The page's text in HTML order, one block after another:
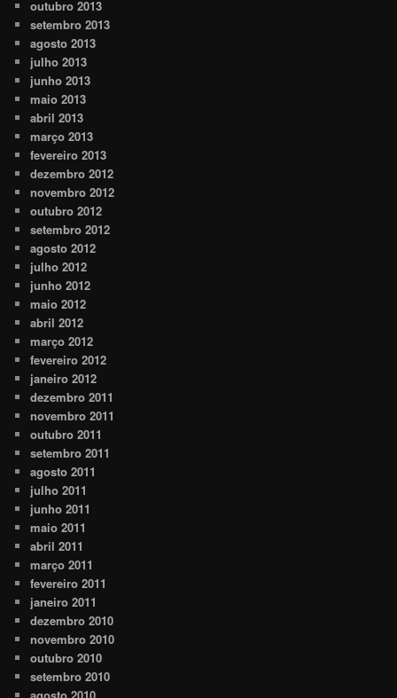
outubro 2013
setembro 2013
agosto 2013
julho 2013
junho 2013
maio 2013
abril 2013
março 2013
fevereiro 2013
dezembro 2012
novembro 2012
outubro 2012
setembro 2012
agosto 2012
julho 2012
junho 2012
maio 2012
abril 2012
março 2012
fevereiro 2012
janeiro 2012
dezembro 2011
novembro 2011
outubro 2011
setembro 2011
agosto 2011
julho 2011
junho 2011
maio 2011
abril 2011
março 2011
fevereiro 2011
janeiro 2011
dezembro 2010
novembro 2010
outubro 2010
setembro 2010
agosto 2010